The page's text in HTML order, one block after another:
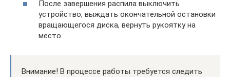
После завершения распила выключить
устройство, выждать окончательной остановки
вращающегося диска, вернуть рукоятку на
место.
Внимание! В процессе работы требуется следить